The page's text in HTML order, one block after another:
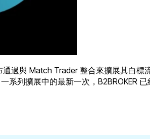
過與 Match Trader 整合來擴展其白
系列擴展中的最新一次，B2BROKER